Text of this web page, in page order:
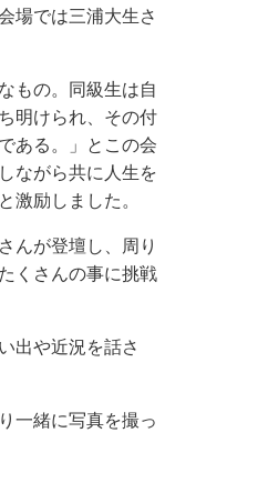
場では三浦大生さ
もの。同級生は自
明けられ、その付
ある。」とこの会
ながら共に人生を
激励しました。
んが登壇し、周り
くさんの事に挑戦
出や近況を話さ
一緒に写真を撮っ